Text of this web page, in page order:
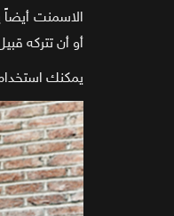
الاسمنت أيضاً
أو أن تتركه
يمكنك